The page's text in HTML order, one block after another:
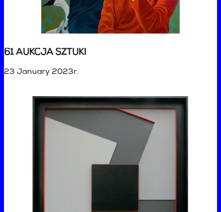
61 AUKCJA SZTUKI
23 January 2023r.